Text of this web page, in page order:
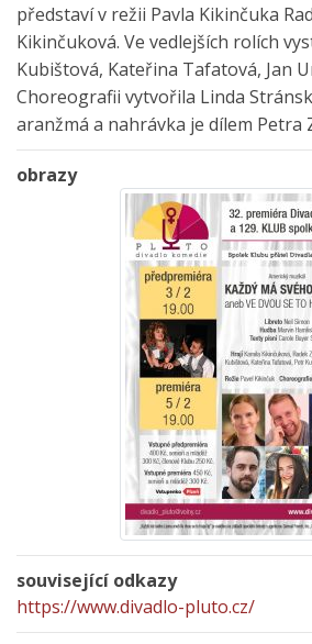
představí v režii Pavla Kikinčuka
Kikinčuková. Ve vedlejších rolích
Kubištová, Kateřina Tafatová, Jan
Choreografii vytvořila Linda
aranžmá a nahrávka je dílem Petra
obrazy
související odkazy
https://www.divadlo-pluto.cz/